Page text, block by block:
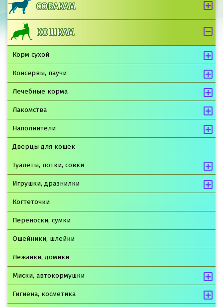
СОБАКАМ
КОШКАМ
Корм сухой
Консервы, паучи
Лечебные корма
Лакомства
Наполнители
Дверцы для кошек
Туалеты, лотки, совки
Игрушки, дразнилки
Когтеточки
Переноски, сумки
Ошейники, шлейки
Лежанки, домики
Миски, автокормушки
Гигиена, косметика